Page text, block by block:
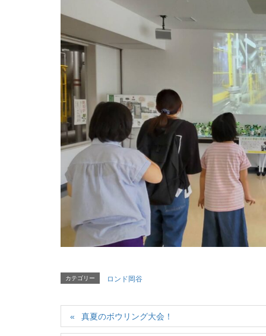
カテゴリー ロンド岡谷
真夏のボウリング大会！